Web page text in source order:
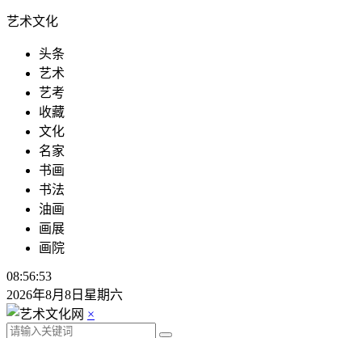
艺术文化
头条
艺术
艺考
收藏
文化
名家
书画
书法
油画
画展
画院
08:56:54
2026年8月8日星期六
×